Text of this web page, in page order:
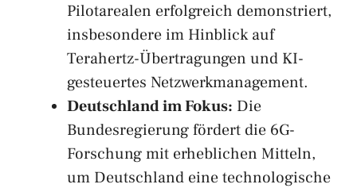
Pilotarealen erfolgreich demonstriert,
insbesondere im Hinblick auf
Terahertz-Übertragungen und KI-
gesteuertes Netzwerkmanagement.
Deutschland im Fokus: Die
Bundesregierung fördert die 6G-
Forschung mit erheblichen Mitteln,
um Deutschland eine technologische